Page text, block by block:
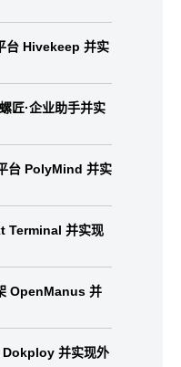
台 Hivekeep 并实
匠·企业助手并实
台 PolyMind 并实
Terminal 并实现
OpenManus 并
Dokploy 并实现外